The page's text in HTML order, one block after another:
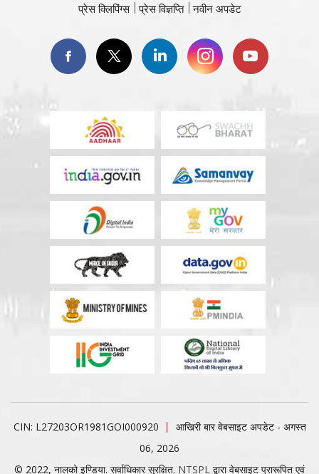
प्रेस क्लिपिंग्स प्रेस विज्ञप्ति नवीन अपडेट
CIN: L27203OR1981GOI000920
आखिरी बार वेबसाइट अपडेट - अगस्त
06, 2026
© 2022, नालको इण्डिया. सर्वाधिकार सुरक्षित. NTSPL द्वारा वेबसाइट प्रारूपित एवं